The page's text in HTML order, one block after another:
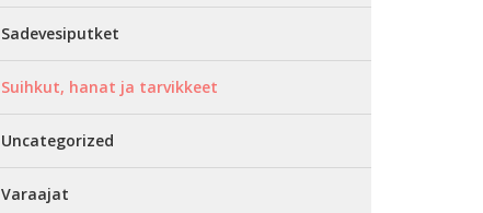
Sadevesiputket
Suihkut, hanat ja tarvikkeet
Uncategorized
Varaajat